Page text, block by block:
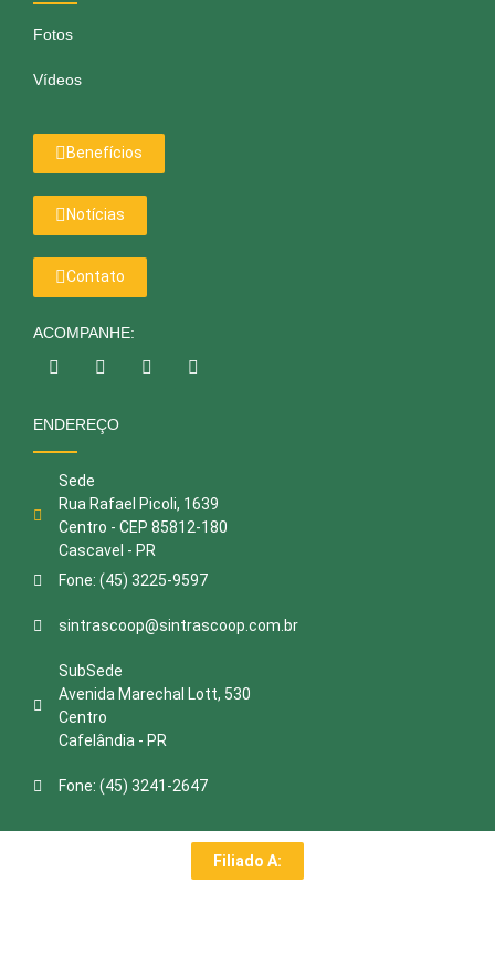
Fotos
Vídeos
Benefícios
Notícias
Contato
ACOMPANHE:
ENDEREÇO
Sede
Rua Rafael Picoli, 1639
Centro - CEP 85812-180
Cascavel - PR
Fone: (45) 3225-9597
sintrascoop@sintrascoop.com.br
SubSede
Avenida Marechal Lott, 530
Centro
Cafelândia - PR
Fone: (45) 3241-2647
Filiado A: